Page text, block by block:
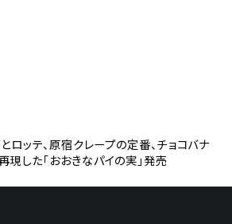
ロッテ、原宿クレープの定番、チョコバナ
現した「おおきなパイの実」発売